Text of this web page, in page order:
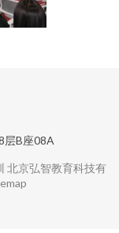
层B座08A
北京弘智教育科技有